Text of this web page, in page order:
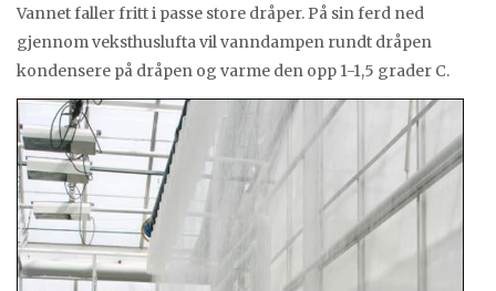
Vannet faller fritt i passe store dråper. På sin ferd ned
gjennom veksthuslufta vil vanndampen rundt dråpen
kondensere på dråpen og varme den opp 1-1,5 grader C.